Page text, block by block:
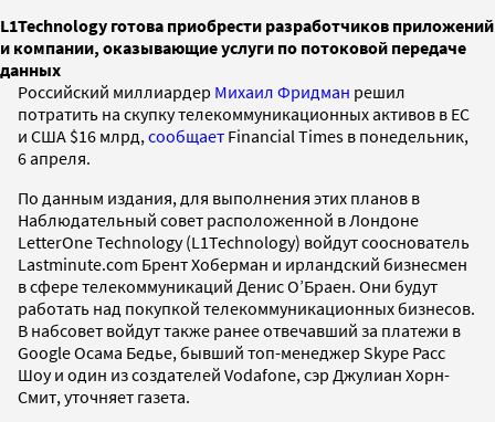
L1Technology готова приобрести разработчиков приложений
и компании, оказывающие услуги по потоковой передаче
данных
Российский миллиардер Михаил Фридман решил
потратить на скупку телекоммуникационных активов в ЕС
и США $16 млрд, сообщает Financial Times в понедельник,
6 апреля.
По данным издания, для выполнения этих планов в
Наблюдательный совет расположенной в Лондоне
LetterOne Technology (L1Technology) войдут сооснователь
Lastminute.com Брент Хоберман и ирландский бизнесмен
в сфере телекоммуникаций Денис O’Браен. Они будут
работать над покупкой телекоммуникационных бизнесов.
В набсовет войдут также ранее отвечавший за платежи в
Google Осама Бедье, бывший топ-менеджер Skype Расс
Шоу и один из создателей Vodafone, сэр Джулиан Хорн-
Смит, уточняет газета.